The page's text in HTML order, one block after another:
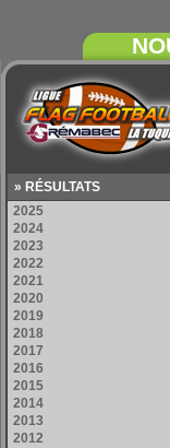
» RÉSULTATS